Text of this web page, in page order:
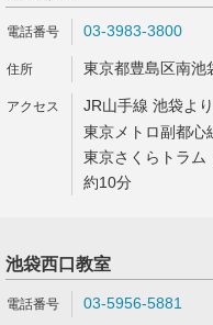
03-3983-3800
東京都豊島区南池
JR山手線 池袋よ
東京メトロ副都心
東京さくらトラム
約10分
池袋西口教室
03-5956-5881